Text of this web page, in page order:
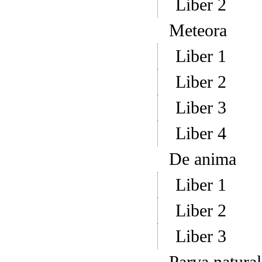
Liber 2
Meteora
Liber 1
Liber 2
Liber 3
Liber 4
De anima
Liber 1
Liber 2
Liber 3